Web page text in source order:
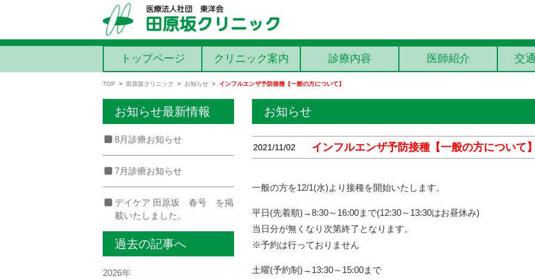
コンテンツに移動
トップページ クリニック案内 診療内容 医師紹介 交
TOP > 田原坂クリニック > お知らせ > インフルエンザ予防接種【一般の方について】
お知らせ
2021/11/02 インフルエンザ予防接種【一般の方について
一般の方を12/1(水)より接種を開始いたします。
平日(先着順) →8:30～16:00まで(12:30～13:30はお昼休み)
当日分が無くなり次第終了となります。
※予約は行っておりません
土曜(予約制) →13:30～15:00まで
お知らせ最新情報
8月診療お知らせ
7月診療お知らせ
デイケア 田原坂 春号 を掲
載いたしました。
過去の記事へ
2026年